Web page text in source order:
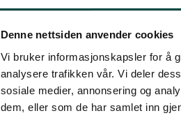
Denne nettsiden anvender cookies
Vi bruker informasjonskapsler for å
analysere trafikken vår. Vi deler
sosiale medier, annonsering og
dem, eller som de har samlet inn
Avtale må få følger